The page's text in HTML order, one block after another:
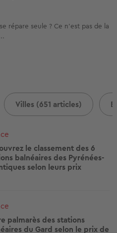
répare seule ? Ce n'est pas de la
Villes (651 articles)
le classement des 6
balnéaires des Pyrénées-
selon leurs prix
palmarès des stations
du Gard selon le prix de